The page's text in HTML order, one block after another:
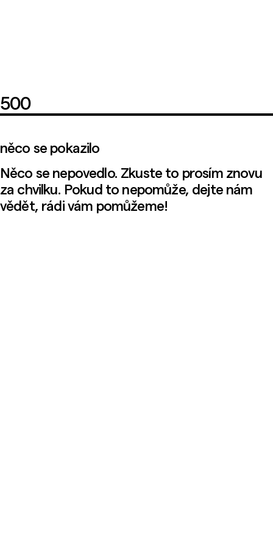
500
něco se pokazilo
Něco se nepovedlo. Zkuste to prosím znovu
za chvilku. Pokud to nepomůže, dejte nám
vědět, rádi vám pomůžeme!